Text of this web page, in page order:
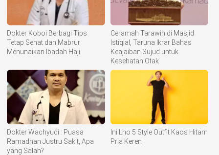
Dokter Koboi Berbagi Tips
Tetap Sehat dan Mabrur
Menunaikan Ibadah Haji
Ceramah Tarawih di Masjid
Istiqlal, Taruna Ikrar Bahas
Keajaiban Sujud untuk
Kesehatan Otak
Dokter Wachyudi : Puasa
Ramadhan Justru Sakit, Apa
yang Salah?
Ini Lho 5 Style Outfit Kaos Hitam
Pria Keren